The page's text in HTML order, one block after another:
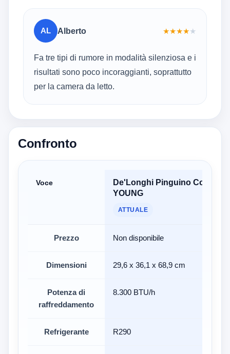
AL Alberto ★★★★★
Fa tre tipi di rumore in modalità silenziosa e i
risultati sono poco incoraggianti, soprattutto
per la camera da letto.
Confronto
Voce
De'Longhi Pinguino Compact
YOUNG
ATTUALE
Prezzo Non disponibile
Dimensioni 29,6 x 36,1 x 68,9 cm
Potenza di
raffreddamento
8.300 BTU/h
Refrigerante R290